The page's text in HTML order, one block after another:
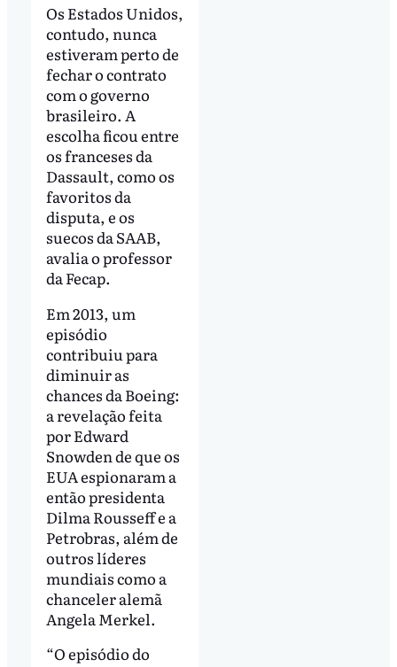
Os Estados Unidos,
contudo, nunca
estiveram perto de
fechar o contrato
com o governo
brasileiro. A
escolha ficou entre
os franceses da
Dassault, como os
favoritos da
disputa, e os
suecos da SAAB,
avalia o professor
da Fecap.
Em 2013, um
episódio
contribuiu para
diminuir as
chances da Boeing:
a revelação feita
por Edward
Snowden de que os
EUA espionaram a
então presidenta
Dilma Rousseff e a
Petrobras, além de
outros líderes
mundiais como a
chanceler alemã
Angela Merkel.
“O episódio do